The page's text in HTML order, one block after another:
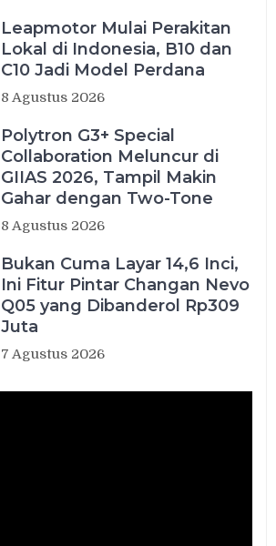
Leapmotor Mulai Perakitan
Lokal di Indonesia, B10 dan
C10 Jadi Model Perdana
8 Agustus 2026
Polytron G3+ Special
Collaboration Meluncur di
GIIAS 2026, Tampil Makin
Gahar dengan Two-Tone
8 Agustus 2026
Bukan Cuma Layar 14,6 Inci,
Ini Fitur Pintar Changan Nevo
Q05 yang Dibanderol Rp309
Juta
7 Agustus 2026